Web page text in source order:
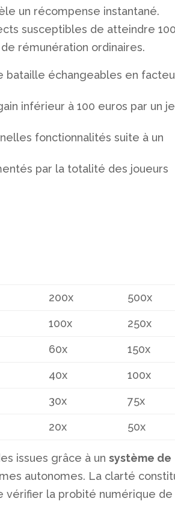
un récompense instantané.
susceptibles de atteindre
rémunération ordinaires.
bataille échangeables en
inférieur à 100 euros par un
fonctionnalités suite à un
par la totalité des joueurs
200x 500x
100x 250x
60x 150x
40x 100x
30x 75x
20x 50x
issues grâce à unsystème de
autonomes. La clarté
vérifier la probité numérique de